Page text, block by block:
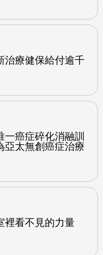
治療健保給付逾千
癌症碎化消融訓
亞太無創癌症治療
裡看不見的力量